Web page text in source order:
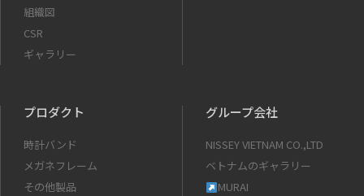
組織図
CSR
ギャラリー
プロダクト
時計バンド
メガネフレーム
その他製品
グループ会社
NISSEY VIETNAM CO.,LTD
ベトナムのギャラリー
MURAI